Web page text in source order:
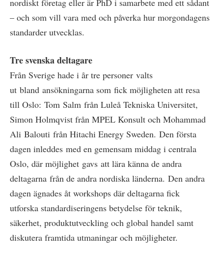
– och som vill vara med och påverka hur morgondagens
standarder utvecklas.
Tre svenska deltagare
Från Sverige hade i år tre personer valts
ut bland ansökningarna som fick möjligheten att resa
till Oslo: Tom Salm från Luleå Tekniska Universitet,
Simon Holmqvist från MPEL Konsult och Mohammad
Ali Balouti från Hitachi Energy Sweden. Den första
dagen inleddes med en gemensam middag i centrala
Oslo, där möjlighet gavs att lära känna de andra
deltagarna från de andra nordiska länderna. Den andra
dagen ägnades åt workshops där deltagarna fick
utforska standardiseringens betydelse för teknik,
säkerhet, produktutveckling och global handel samt
diskutera framtida utmaningar och möjligheter.